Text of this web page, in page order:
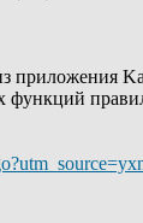
приложения